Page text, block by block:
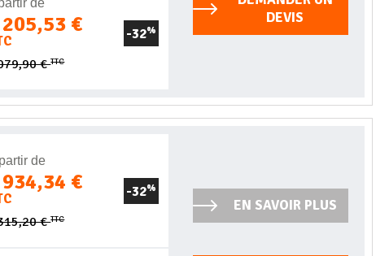
de
€
€TTC
-32%
DEVIS
de
€
€TTC
-32%
EN SAVOIR PLUS